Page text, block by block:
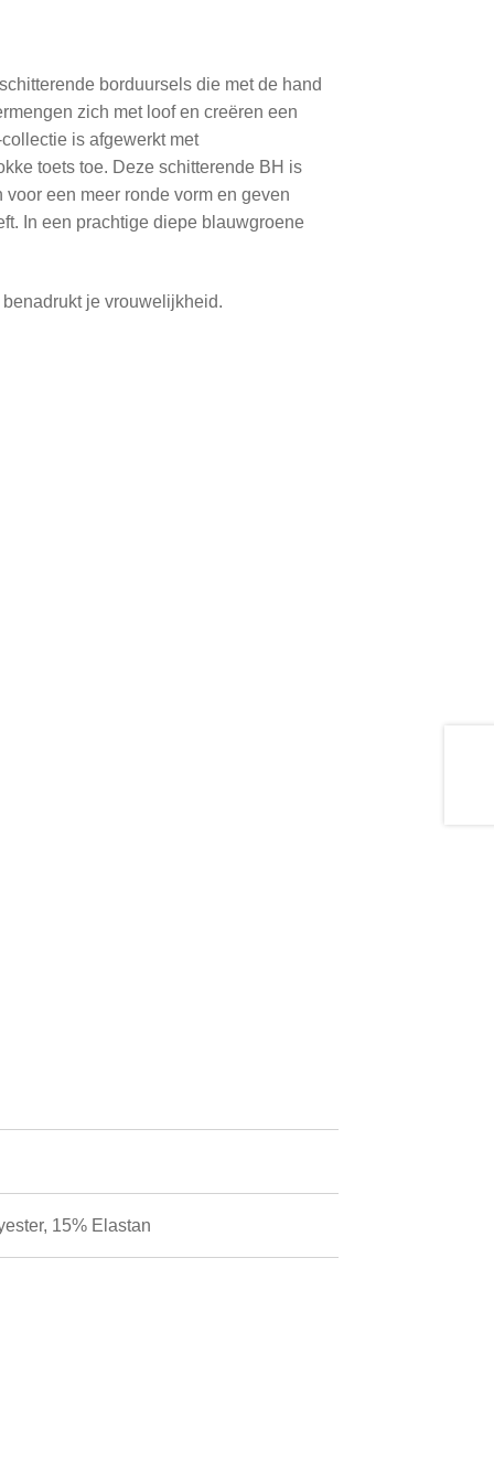
borduursels die met de hand
zich met loof en creëren een
is afgewerkt met
toets toe. Deze schitterende BH is
een meer ronde vorm en geven
In een prachtige diepe blauwgroene
je vrouwelijkheid.
15% Elastan